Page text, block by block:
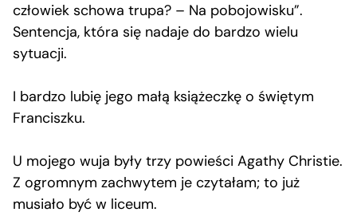
człowiek schowa trupa? – Na pobojowisku”.
Sentencja, która się nadaje do bardzo wielu
sytuacji.
I bardzo lubię jego małą książeczkę o świętym
Franciszku.
U mojego wuja były trzy powieści Agathy Christie.
Z ogromnym zachwytem je czytałam; to już
musiało być w liceum.